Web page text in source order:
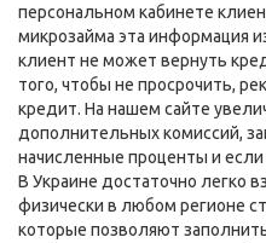
персональном кабинете
микрозайма эта информация
клиент не может вернуть
того, чтобы не просрочить,
кредит. На нашем сайте
дополнительных комиссий,
начисленные проценты и
В Украине достаточно легко
физически в любом регионе
которые позволяют